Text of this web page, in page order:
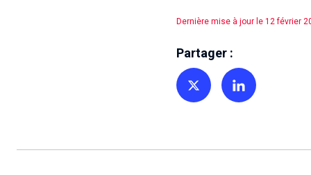
Dernière mise à jour le 12 février
Partager :
Partager sur TwitterPartager sur Linkedin